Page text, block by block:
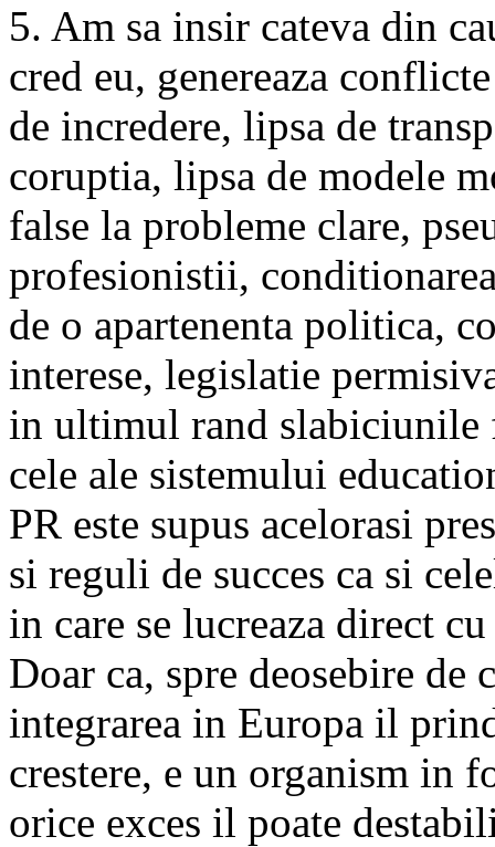
5. Am sa insir cateva din
cred eu, genereaza
de incredere, lipsa de
coruptia, lipsa de modele
false la probleme clare,
profesionistii,
de o apartenenta politica,
interese, legislatie
in ultimul rand
cele ale sistemului
PR este supus acelorasi
si reguli de succes ca si
in care se lucreaza direct
Doar ca, spre deosebire de
integrarea in Europa il
crestere, e un organism in
orice exces il poate